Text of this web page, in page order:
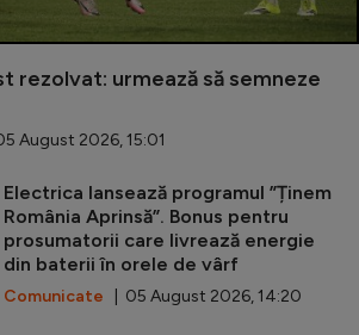
rezolvat: urmează să semneze
August 2026, 15:01
Electrica lansează programul ”Ținem
România Aprinsă”. Bonus pentru
prosumatorii care livrează energie
din baterii în orele de vârf
Comunicate | 05 August 2026, 14:20